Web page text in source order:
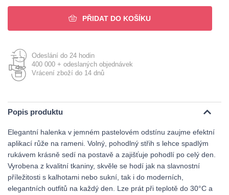
PŘIDAT DO KOŠÍKU
Odeslání do 24 hodin
400 000 + odeslaných objednávek
Vrácení zboží do 14 dnů
Popis produktu
Elegantní halenka v jemném pastelovém odstínu zaujme efektní
aplikací růže na rameni. Volný, pohodlný střih s lehce spadlým
rukávem krásně sedí na postavě a zajišťuje pohodlí po celý den.
Vyrobena z kvalitní tkaniny, skvěle se hodí jak na slavnostní
příležitosti s kalhotami nebo sukní, tak i do moderních,
elegantních outfitů na každý den. Lze prát při teplotě do 30°C a